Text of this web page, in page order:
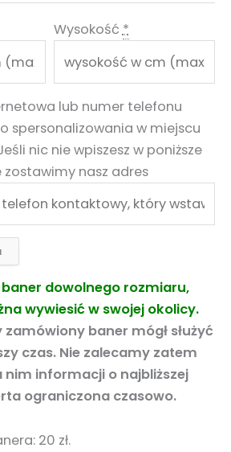
Wysokość*
lub numer telefonu
spersonalizowania w miejscu
nic nie wpiszesz w poniższe
zostawimy nasz adres
dowolnego rozmiaru,
wywiesić w swojej okolicy.
baner mógł służyć
czas. Nie zalecamy zatem
nim informacji o najbliższej
ograniczona czasowo.
20 zł.